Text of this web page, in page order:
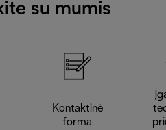
su mumis
Kontaktinė
forma